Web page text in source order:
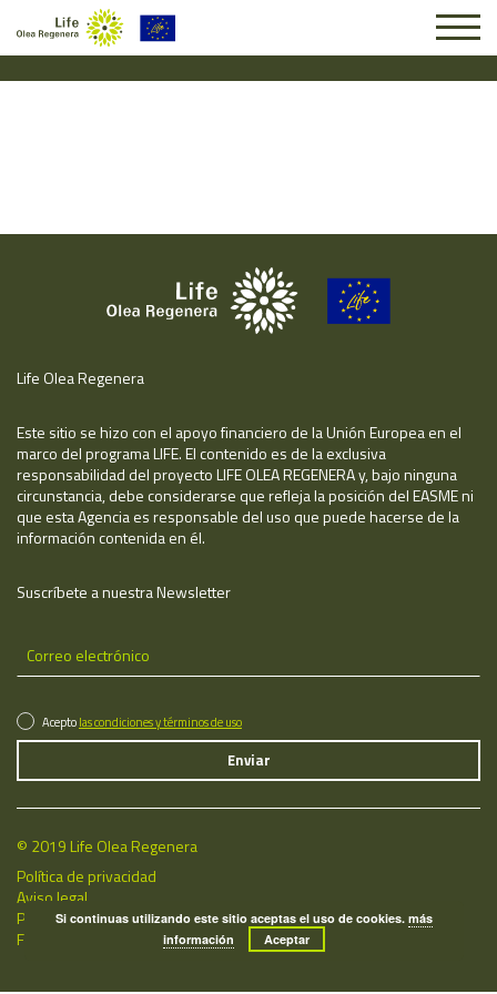
Solicitud #25650
Life Olea Regenera
Este sitio se hizo con el apoyo financiero de la Unión Europea en el
marco del programa LIFE. El contenido es de la exclusiva
responsabilidad del proyecto LIFE OLEA REGENERA y, bajo ninguna
circunstancia, debe considerarse que refleja la posición del EASME ni
que esta Agencia es responsable del uso que puede hacerse de la
información contenida en él.
Suscríbete a nuestra Newsletter
Aceptolas condiciones y términos de uso
© 2019 Life Olea Regenera
Política de privacidad
Aviso legal
Política de cookies
Fecha de última actualización: 08/08/2026
Si continuas utilizando este sitio aceptas el uso de cookies.más
información
Aceptar